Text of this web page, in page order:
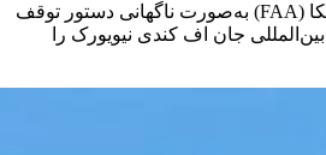
اداره هوانوردی فدرال آمریکا (FAA) به‌صورت ناگهانی دستور توقف
جان اف کندی نیویورک را